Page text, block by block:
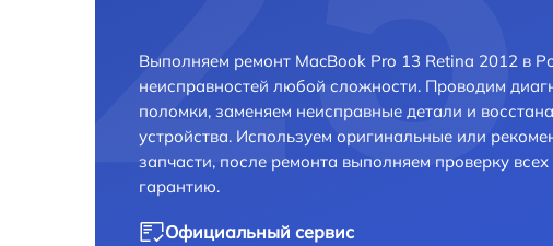
Выполняем ремонт MacBook Pro 13 Retina 2012 в
неисправностей любой сложности. Проводим
поломки, заменяем неисправные детали и
устройства. Используем оригинальные или
запчасти, после ремонта выполняем проверку
гарантию.
Официальный сервис